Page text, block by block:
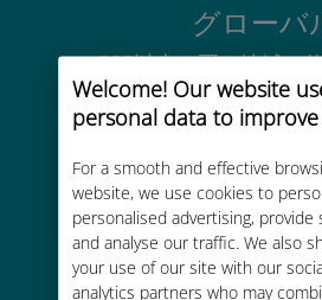
Welcome! Our website
personal data to
For a smooth and effective
website, we use cookies to
personalised advertising, provide
and analyse our traffic. We also
your use of our site with our
analytics partners who may
グローバ
200以上の国と地域で
的な高品位のセルラ
コストパフォ